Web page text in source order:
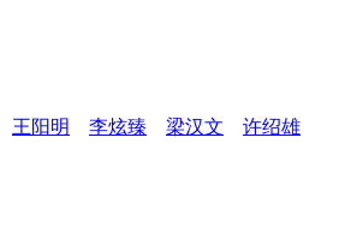
王阳明 李炫臻 梁汉文 许绍雄